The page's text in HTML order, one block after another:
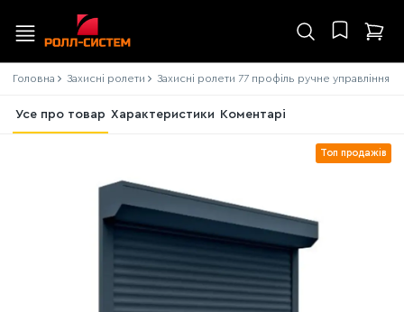
Головна Захисні ролети Захисні ролети 77 профіль ручне управління
Усе про товар Характеристики Коментарі
Топ продажів